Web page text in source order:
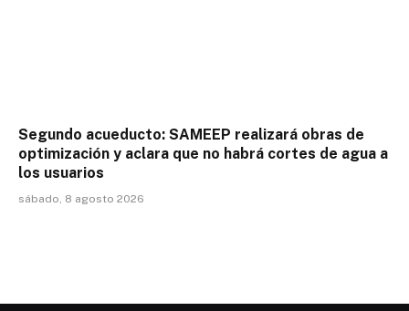
Segundo acueducto: SAMEEP realizará obras de
optimización y aclara que no habrá cortes de agua a
los usuarios
sábado, 8 agosto 2026